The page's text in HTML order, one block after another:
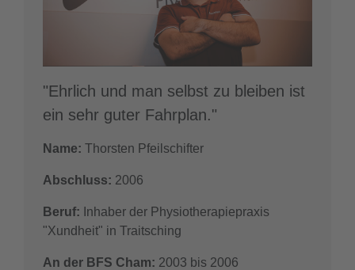
"Ehrlich und man selbst zu bleiben ist
ein sehr guter Fahrplan."
Name: Thorsten Pfeilschifter
Abschluss: 2006
Beruf: Inhaber der Physiotherapiepraxis
"Xundheit" in Traitsching
An der BFS Cham: 2003 bis 2006